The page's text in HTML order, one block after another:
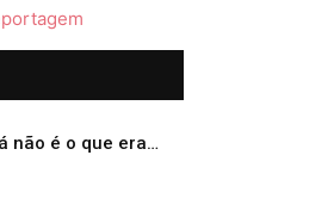
não é o que era…